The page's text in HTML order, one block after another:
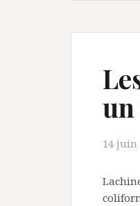
un
14 juin